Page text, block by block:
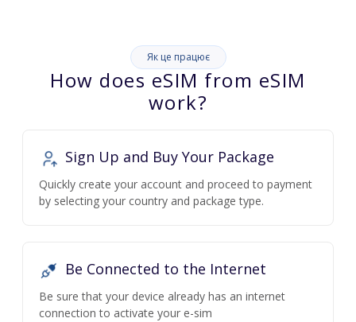
Як це працює
How does eSIM from eSIM
work?
Sign Up and Buy Your Package
Quickly create your account and proceed to payment
by selecting your country and package type.
Be Connected to the Internet
Be sure that your device already has an internet
connection to activate your e-sim